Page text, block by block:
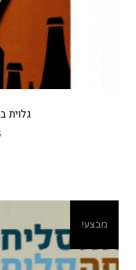
גלוית
מבצע!